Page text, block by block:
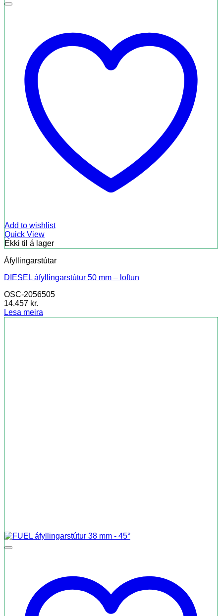
Add to wishlist
Quick View
Ekki til á lager
Áfyllingarstútar
DIESEL áfyllingarstútur 50 mm – loftun
OSC-2056505
14.457 kr.
Lesa meira